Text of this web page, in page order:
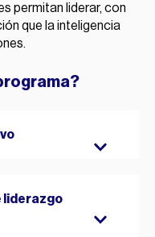
permitan liderar, con
que la inteligencia
globales y
la visión de
liderazgo